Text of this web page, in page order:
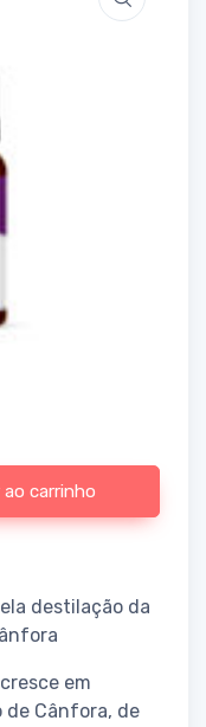
carrinho
destilação da
em
de Cânfora, de